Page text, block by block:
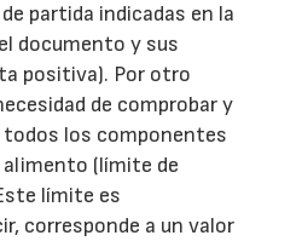
partida indicadas en la
documento y sus
positiva). Por otro
de comprobar y
los componentes
alimento (límite de
límite es
corresponde a un valor